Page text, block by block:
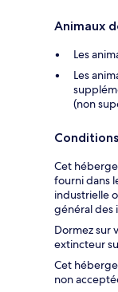
Animaux
Les
Les
(non
Conditions
Cet
fourni dans
industrielle
général des
Dormez sur
extincteur
Cet
non